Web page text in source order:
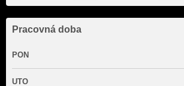
Pracovná doba
PON
UTO